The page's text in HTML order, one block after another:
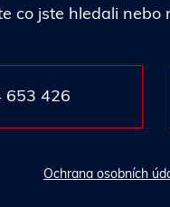
co jste hledali
653 426
Ochrana osobních